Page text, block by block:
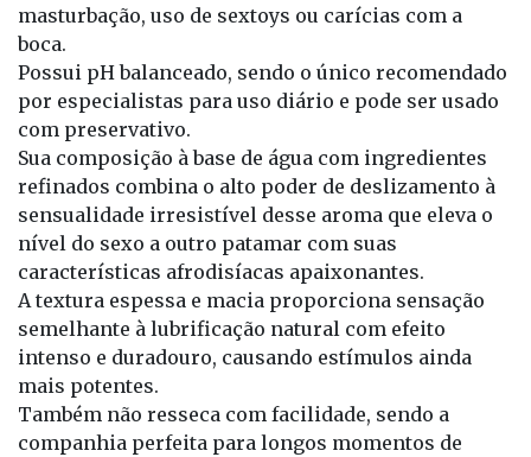
masturbação, uso de sextoys ou carícias com a
boca.
Possui pH balanceado, sendo o único recomendado
por especialistas para uso diário e pode ser usado
com preservativo.
Sua composição à base de água com ingredientes
refinados combina o alto poder de deslizamento à
sensualidade irresistível desse aroma que eleva o
nível do sexo a outro patamar com suas
características afrodisíacas apaixonantes.
A textura espessa e macia proporciona sensação
semelhante à lubrificação natural com efeito
intenso e duradouro, causando estímulos ainda
mais potentes.
Também não resseca com facilidade, sendo a
companhia perfeita para longos momentos de